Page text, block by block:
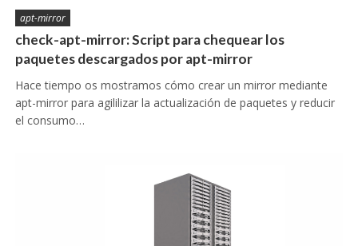
apt-mirror
check-apt-mirror: Script para chequear los
paquetes descargados por apt-mirror
Hace tiempo os mostramos cómo crear un mirror mediante
apt-mirror para agililizar la actualización de paquetes y reducir
el consumo…